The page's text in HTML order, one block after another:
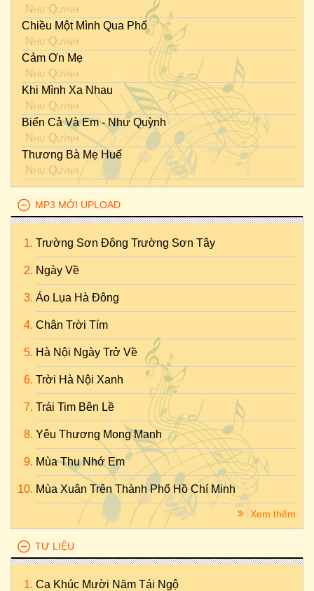
Như Quỳnh
Chiều Một Mình Qua Phố
Như Quỳnh
Cảm Ơn Mẹ
Như Quỳnh
Khi Mình Xa Nhau
Như Quỳnh
Biển Cả Và Em - Như Quỳnh
Như Quỳnh
Thương Bà Mẹ Huế
Như Quỳnh
MP3 MỚI UPLOAD
Trường Sơn Đông Trường Sơn Tây
Ngày Về
Áo Lụa Hà Đông
Chân Trời Tím
Hà Nội Ngày Trở Về
Trời Hà Nội Xanh
Trái Tim Bên Lề
Yêu Thương Mong Manh
Mùa Thu Nhớ Em
Mùa Xuân Trên Thành Phố Hồ Chí Minh
Xem thêm
TƯ LIỆU
Ca Khúc Mười Năm Tái Ngộ